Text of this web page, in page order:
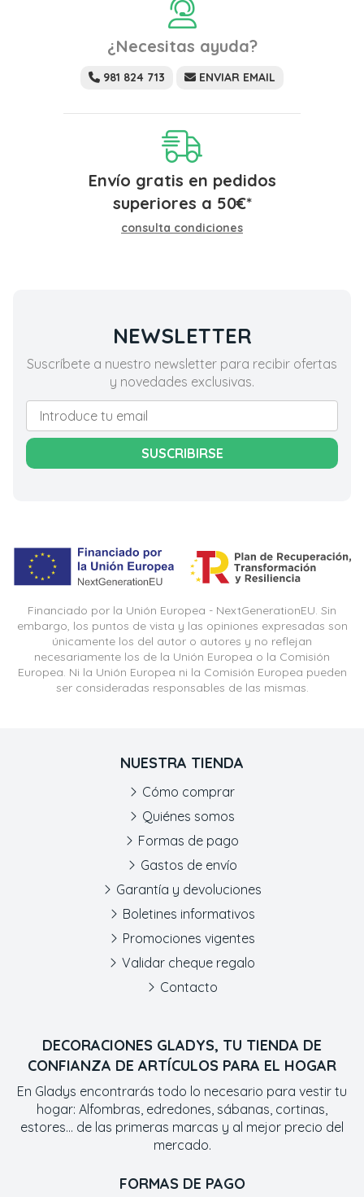
¿Necesitas ayuda?
981 824 713 ENVIAR EMAIL
Envío gratis en pedidos
superiores a 50€*
consulta condiciones
NEWSLETTER
Suscríbete a nuestro newsletter para recibir ofertas
y novedades exclusivas.
SUSCRIBIRSE
Financiado por la Unión Europea - NextGenerationEU. Sin
embargo, los puntos de vista y las opiniones expresadas son
únicamente los del autor o autores y no reflejan
necesariamente los de la Unión Europea o la Comisión
Europea. Ni la Unión Europea ni la Comisión Europea pueden
ser consideradas responsables de las mismas.
DECORACIONES GLADYS, TU TIENDA DE
CONFIANZA DE ARTÍCULOS PARA EL HOGAR
En Gladys encontrarás todo lo necesario para vestir tu
hogar: Alfombras, edredones, sábanas, cortinas,
estores... de las primeras marcas y al mejor precio del
mercado.
FORMAS DE PAGO
NUESTRA TIENDA
Cómo comprar
Quiénes somos
Formas de pago
Gastos de envío
Garantía y devoluciones
Boletines informativos
Promociones vigentes
Validar cheque regalo
Contacto